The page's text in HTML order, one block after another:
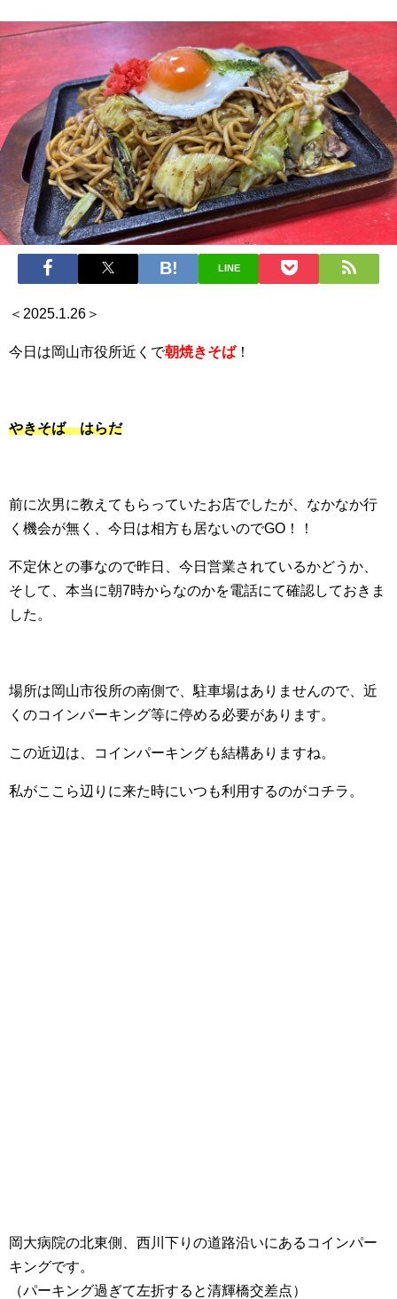
LINE
＜2025.1.26＞
今日は岡山市役所近くで朝焼きそば！
やきそば はらだ
前に次男に教えてもらっていたお店でしたが、なかなか行
く機会が無く、今日は相方も居ないのでGO！！
不定休との事なので昨日、今日営業されているかどうか、
そして、本当に朝7時からなのかを電話にて確認しておきま
した。
場所は岡山市役所の南側で、駐車場はありませんので、近
くのコインパーキング等に停める必要があります。
この近辺は、コインパーキングも結構ありますね。
私がここら辺りに来た時にいつも利用するのがコチラ。
岡大病院の北東側、西川下りの道路沿いにあるコインパー
キングです。
（パーキング過ぎて左折すると清輝橋交差点）